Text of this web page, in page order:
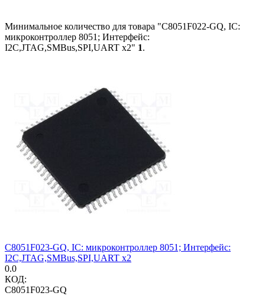
Минимальное количество для товара "C8051F022-GQ, IC:
микроконтроллер 8051; Интерфейс:
I2C,JTAG,SMBus,SPI,UART x2" 1.
C8051F023-GQ, IC: микроконтроллер 8051; Интерфейс:
I2C,JTAG,SMBus,SPI,UART x2
0.0
КОД:
C8051F023-GQ